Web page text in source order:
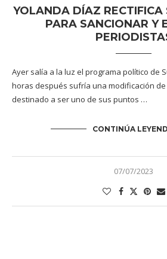
YOLANDA DÍAZ RECTIFICA
PARA SANCIONAR Y
Ayer salía a la luz el programa político de
horas después sufría una modificación
destinado a ser uno de sus puntos …
CONTINÚA
07/07/2023